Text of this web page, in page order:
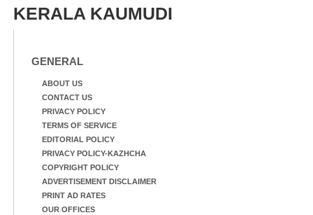
KERALA KAUMUDI
GENERAL
ABOUT US
CONTACT US
PRIVACY POLICY
TERMS OF SERVICE
EDITORIAL POLICY
PRIVACY POLICY-KAZHCHA
COPYRIGHT POLICY
ADVERTISEMENT DISCLAIMER
PRINT AD RATES
OUR OFFICES